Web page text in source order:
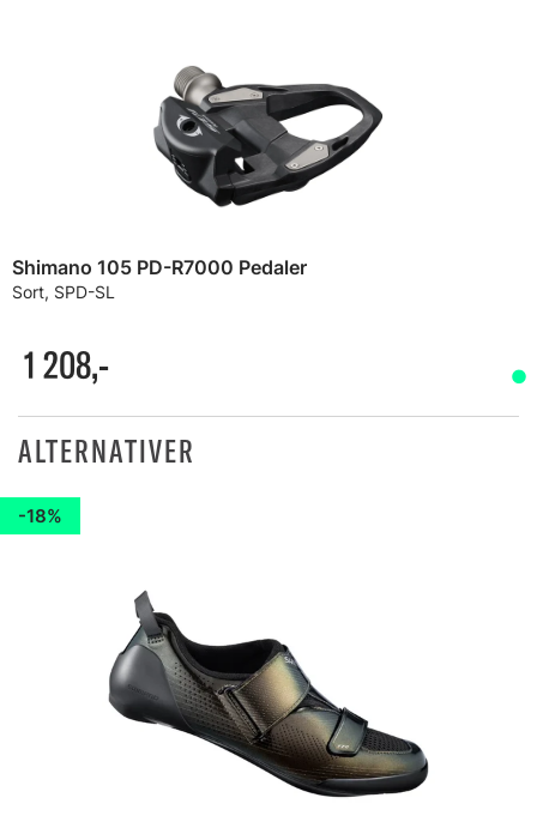
Shimano 105 PD-R7000 Pedaler
Sort, SPD-SL
1 208,-
ALTERNATIVER
18%